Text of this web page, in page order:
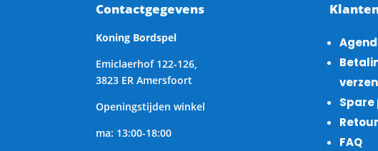
Contactgegevens
Koning Bordspel
Emiclaerhof 122-126,
3823 ER Amersfoort
Openingstijden winkel
ma: 13:00-18:00
FAQ